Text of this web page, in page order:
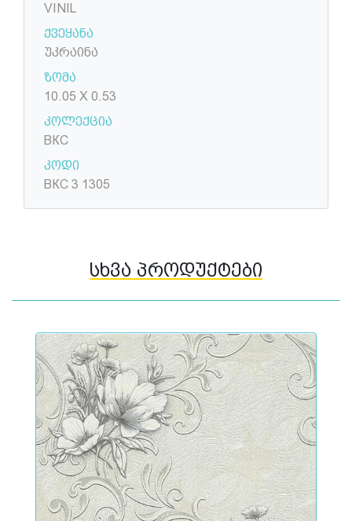
VINIL
ქვეყანა
უკრაინა
ზომა
10.05 X 0.53
კოლექცია
ВКС
კოდი
ВКС 3 1305
სხვა პროდუქტები